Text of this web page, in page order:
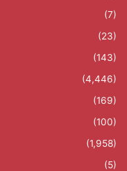
(7)
(23)
(143)
(4,446)
(169)
(100)
(1,958)
(5)